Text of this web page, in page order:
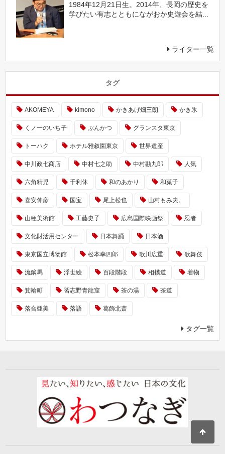
1984年12月21日生。2014年、長岡の歴史を
学びたい有志とともにながおか史遊会を結...
ライター一覧
タグ
AKOMEYA kimono かきあげ畑三朗 かき氷
くノ一のいち子 ぶんかつ グランスタ東京
トーハク ホテル雅叙園東京 世界遺産
中川政七商店 中村七之助 中村勘九郎 人気
六角精児 千利休 和のあかり 和菓子
喜安伸彦 国宝 尾上松也 山村もみ夫。
山種美術館 工藤史子 広島国際映画祭 忍者
文化財活用センター 日本舞踊 日本酒
東京国立博物館 松本幸四郎 歌川広重 歌舞伎
流鏑馬 浮世絵 百段階段 相撲道 着物
箕輪町 習志野青龍窟 茶の湯 茶道
落合亜美 落語 葛飾北斎
タグ一覧